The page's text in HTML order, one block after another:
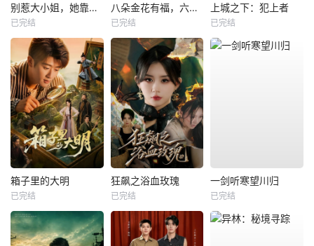
别惹大小姐，她靠山是哮天犬
已完结
八朵金花有福，六零猎户爹进山挖宝藏
已完结
上城之下：犯上者
已完结
箱子里的大明
已完结
狂飙之浴血玫瑰
已完结
一剑听寒望川归
已完结